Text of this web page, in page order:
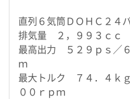
直列６気筒ＤＯＨＣ２４
排気量 ２，９９３ｃｃ
最高出力 ５２９ｐｓ／
ｍ
最大トルク ７４．４ｋ
００ｒｐｍ